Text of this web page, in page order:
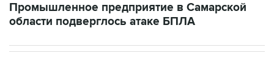
Промышленное предприятие в Самарской
области подверглось атаке БПЛА